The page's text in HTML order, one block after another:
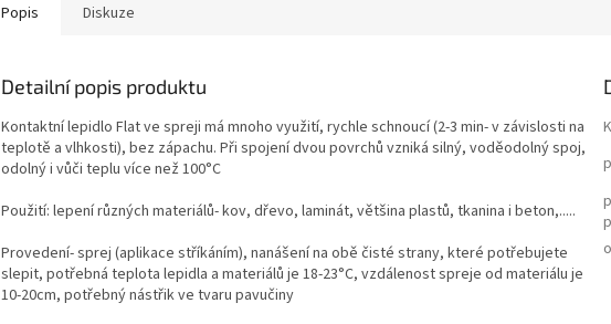
Popis Diskuze
Detailní popis produktu
Kontaktní lepidlo Flat ve spreji má mnoho využití, rychle schnoucí (2-3 min- v závislosti na
teplotě a vlhkosti), bez zápachu. Při spojení dvou povrchů vzniká silný, voděodolný spoj,
odolný i vůči teplu více než 100°C
Použití: lepení různých materiálů- kov, dřevo, laminát, většina plastů, tkanina i beton,.....
Provedení- sprej (aplikace stříkáním), nanášení na obě čisté strany, které potřebujete
slepit, potřebná teplota lepidla a materiálů je 18-23°C, vzdálenost spreje od materiálu je
10-20cm, potřebný nástřik ve tvaru pavučiny